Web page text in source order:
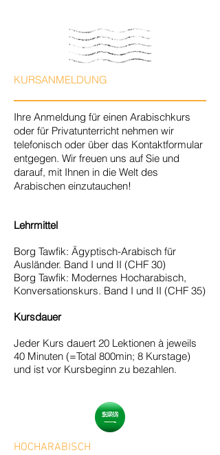
KURSANMELDUNG
Ihre Anmeldung für einen Arabischkurs
oder für Privatunterricht nehmen wir
telefonisch oder über das Kontaktformular
entgegen. Wir freuen uns auf Sie und
darauf, mit Ihnen in die Welt des
Arabischen einzutauchen!
Lehrmittel
Borg Tawfik: Ägyptisch-Arabisch für
Ausländer. Band I und II (CHF 30)
Borg Tawfik: Modernes Hocharabisch,
Konversationskurs. Band I und II (CHF 35)
Kursdauer
Jeder Kurs dauert 20 Lektionen à jeweils
40 Minuten (=Total 800min; 8 Kurstage)
und ist vor Kursbeginn zu bezahlen.
HOCHARABISCH